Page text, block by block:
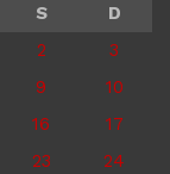
S
D
2
3
9
10
16
17
23
24